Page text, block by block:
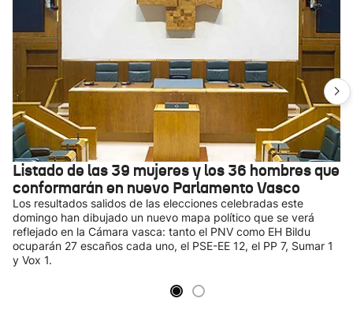
Listado de las 39 mujeres y los 36 hombres que
conformarán en nuevo Parlamento Vasco
Los resultados salidos de las elecciones celebradas este
domingo han dibujado un nuevo mapa político que se verá
reflejado en la Cámara vasca: tanto el PNV como EH Bildu
ocuparán 27 escaños cada uno, el PSE-EE 12, el PP 7, Sumar 1
y Vox 1.